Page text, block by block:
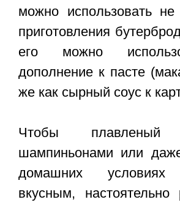
можно использовать
приготовления
его можно
дополнение к пасте
же как сырный соус к
Чтобы
шампиньонами или
домашних условиях
вкусным, настоятельно